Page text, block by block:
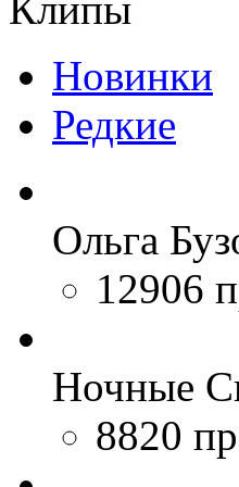
Новинки
Редкие
Ольга
12906
Ночные
8820